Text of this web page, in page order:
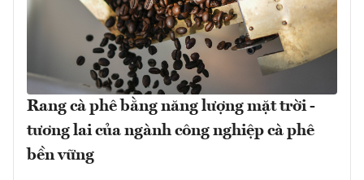
Rang cà phê bằng năng lượng mặt trời -
tương lai của ngành công nghiệp cà phê
bền vững